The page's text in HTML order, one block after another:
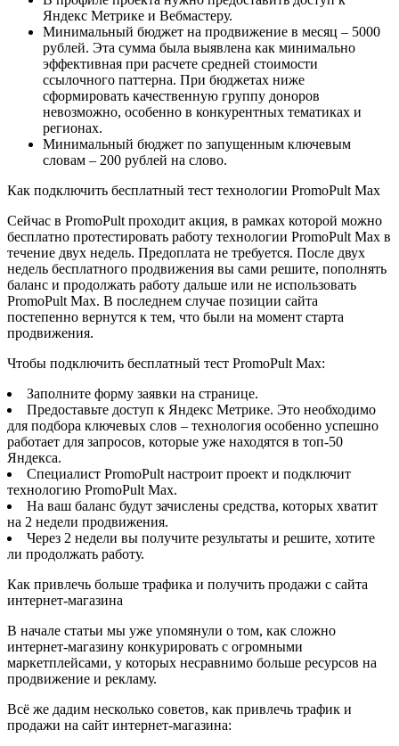
Яндекс Метрике и Вебмастеру.
Минимальный бюджет на продвижение в месяц – 5000
рублей. Эта сумма была выявлена как минимально
эффективная при расчете средней стоимости
ссылочного паттерна. При бюджетах ниже
сформировать качественную группу доноров
невозможно, особенно в конкурентных тематиках и
регионах.
Минимальный бюджет по запущенным ключевым
словам – 200 рублей на слово.
Как подключить бесплатный тест технологии PromoPult Max
Сейчас в PromoPult проходит акция, в рамках которой можно
бесплатно протестировать работу технологии PromoPult Max в
течение двух недель. Предоплата не требуется. После двух
недель бесплатного продвижения вы сами решите, пополнять
баланс и продолжать работу дальше или не использовать
PromoPult Max. В последнем случае позиции сайта
постепенно вернутся к тем, что были на момент старта
продвижения.
Чтобы подключить бесплатный тест PromoPult Max:
Заполните форму заявки на странице.
Предоставьте доступ к Яндекс Метрике. Это необходимо
для подбора ключевых слов – технология особенно успешно
работает для запросов, которые уже находятся в топ-50
Яндекса.
Специалист PromoPult настроит проект и подключит
технологию PromoPult Max.
На ваш баланс будут зачислены средства, которых хватит
на 2 недели продвижения.
Через 2 недели вы получите результаты и решите, хотите
ли продолжать работу.
Как привлечь больше трафика и получить продажи с сайта
интернет-магазина
В начале статьи мы уже упомянули о том, как сложно
интернет-магазину конкурировать с огромными
маркетплейсами, у которых несравнимо больше ресурсов на
продвижение и рекламу.
Всё же дадим несколько советов, как привлечь трафик и
продажи на сайт интернет-магазина: